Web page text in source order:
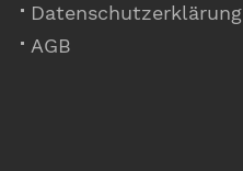
Datenschutzerklärung
AGB